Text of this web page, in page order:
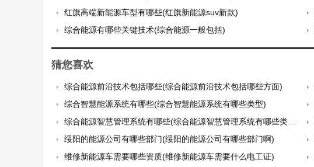
红旗高端新能源车型有哪些(红旗新能源suv新款)
综合能源有哪些关键技术(综合能源一般包括)
猜您喜欢
综合能源前沿技术包括哪些(综合能源前沿技术包括哪些方面)
综合智慧能源系统有哪些(综合智慧能源系统有哪些类型)
综合能源智慧管理系统有哪些(综合能源智慧管理系统有哪些类型)
绥阳的能源公司有哪些部门(绥阳的能源公司有哪些部门啊)
维修新能源车需要哪些资质(维修新能源车需要什么电工证)